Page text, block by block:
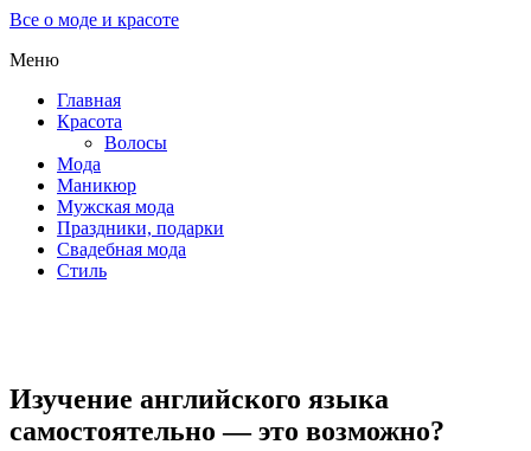
Все о моде и красоте
Меню
Главная
Красота
Волосы
Мода
Маникюр
Мужская мода
Праздники, подарки
Свадебная мода
Стиль
Изучение английского языка
самостоятельно — это возможно?